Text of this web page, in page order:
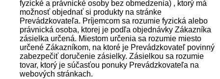
fyzické a právnické osoby bez obmedzenia) , ktorý má
možnosť objednať si produkty na stránke
Prevádzkovateľa. Príjemcom sa rozumie fyzická alebo
právnická osoba, ktorej je podľa objednávky Zákazníka
zásielka určená. Miestom určenia sa rozumie miesto
určené Zákazníkom, na ktoré je Prevádzkovateľ povinný
zabezpečiť doručenie zásielky. Zásielkou sa rozumie
tovar, ktorý je súčasťou ponuky Prevádzkovateľa na
webových stránkach.